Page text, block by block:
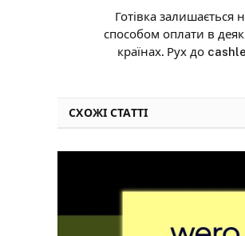
Готівка
способом оплати в
країнах. Рух до
СХОЖІ СТАТТІ